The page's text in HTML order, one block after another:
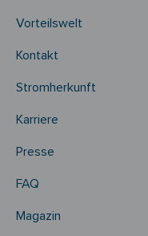
Vorteilswelt
Kontakt
Stromherkunft
Karriere
Presse
FAQ
Magazin